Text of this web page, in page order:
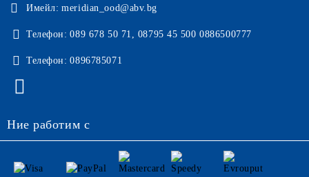
Имейл: meridian_ood@abv.bg
Телефон: 089 678 50 71, 08795 45 500 0886500777
Телефон: 0896785071
Ние работим с